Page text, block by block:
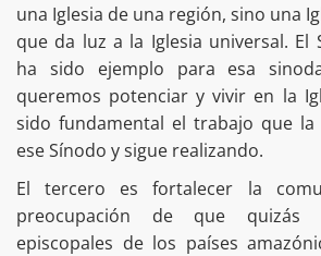
una Iglesia de una región, sino una
que da luz a la Iglesia universal. El
ha sido ejemplo para esa
queremos potenciar y vivir en la
sido fundamental el trabajo que la
ese Sínodo y sigue realizando.
El tercero es fortalecer la
preocupación de que quizás
episcopales de los países